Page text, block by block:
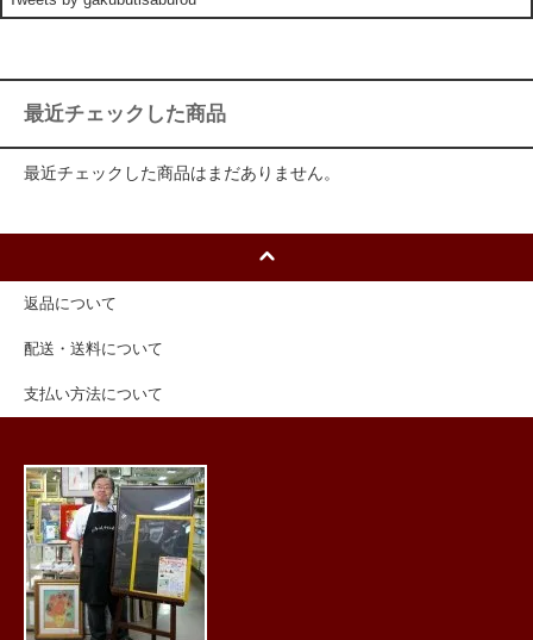
最近チェックした商品
最近チェックした商品はまだありません。
返品について
配送・送料について
支払い方法について